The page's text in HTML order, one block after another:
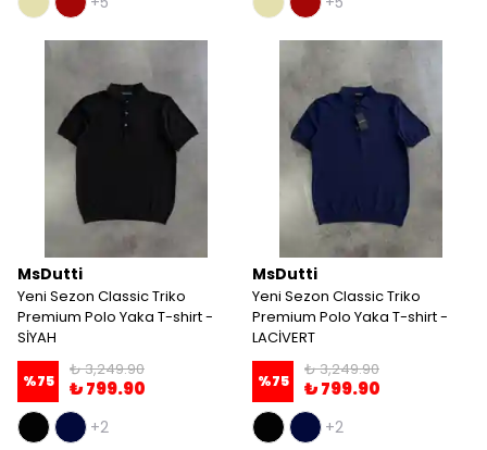
MsDutti
Yeni Sezon Classic Triko
Premium Polo Yaka T-shirt -
SİYAH
%75
₺ 3,249.90
₺ 799.90
+2
MsDutti
Yeni Sezon Classic Triko
Premium Polo Yaka T-shirt -
LACİVERT
%75
₺ 3,249.90
₺ 799.90
+2